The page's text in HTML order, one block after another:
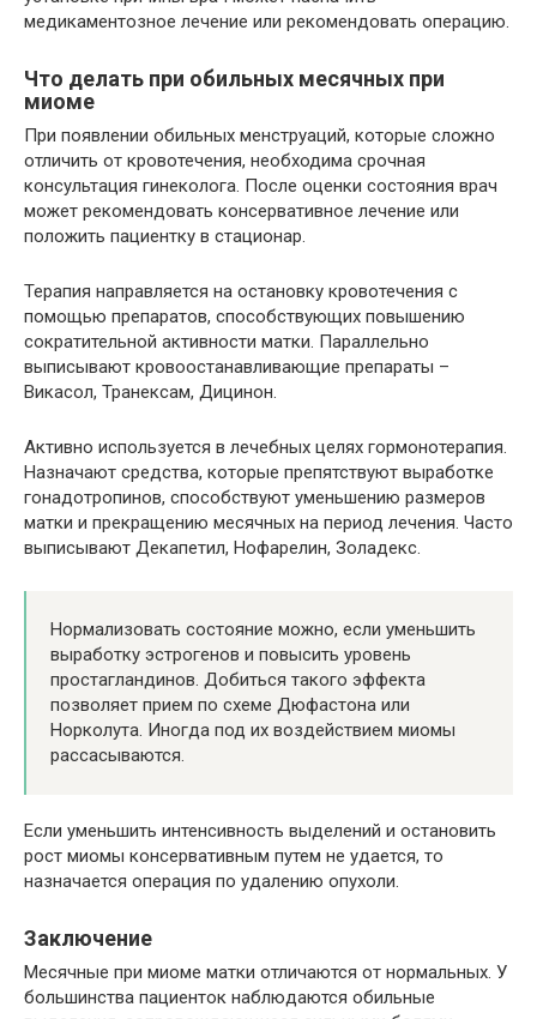
медикаментозное лечение или рекомендовать операцию.
Что делать при обильных месячных при
миоме
При появлении обильных менструаций, которые сложно
отличить от кровотечения, необходима срочная
консультация гинеколога. После оценки состояния врач
может рекомендовать консервативное лечение или
положить пациентку в стационар.
Терапия направляется на остановку кровотечения с
помощью препаратов, способствующих повышению
сократительной активности матки. Параллельно
выписывают кровоостанавливающие препараты –
Викасол, Транексам, Дицинон.
Активно используется в лечебных целях гормонотерапия.
Назначают средства, которые препятствуют выработке
гонадотропинов, способствуют уменьшению размеров
матки и прекращению месячных на период лечения. Часто
выписывают Декапетил, Нофарелин, Золадекс.
Нормализовать состояние можно, если уменьшить
выработку эстрогенов и повысить уровень
простагландинов. Добиться такого эффекта
позволяет прием по схеме Дюфастона или
Норколута. Иногда под их воздействием миомы
рассасываются.
Если уменьшить интенсивность выделений и остановить
рост миомы консервативным путем не удается, то
назначается операция по удалению опухоли.
Заключение
Месячные при миоме матки отличаются от нормальных. У
большинства пациенток наблюдаются обильные